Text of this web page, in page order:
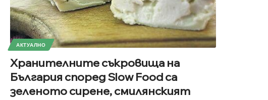
АКТУАЛНО
Хранителните съкровища на
България според Slow Food са
зеленото сирене, смилянският